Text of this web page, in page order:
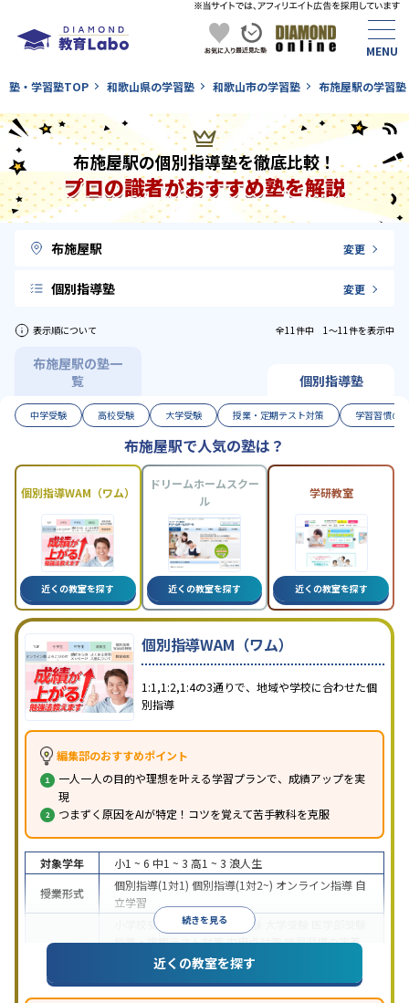
塾・学習塾TOP 和歌山県の学習塾 和歌山市の学習塾 布施屋駅の学習塾
布施屋駅の個別指導塾を徹底比較！
プロの識者がおすすめ塾を解説
布施屋駅 変更
個別指導塾 変更
表示順について 全11件中 1〜11件を表示中
布施屋駅の塾一
覧
個別指導塾
中学受験 高校受験 大学受験 授業・定期テスト対策 学習習慣の
布施屋駅で人気の塾は？
個別指導WAM（ワム）
近くの教室を探す
ドリームホームスクー
ル
近くの教室を探す
学研教室
近くの教室を探す
個別指導WAM（ワム）
1:1,1:2,1:4の3通りで、地域や学校に合わせた個
別指導
編集部のおすすめポイント
一人一人の目的や理想を叶える学習プランで、成績アップを実
現
つまずく原因をAIが特定！コツを覚えて苦手教科を克服
続きを見る
対象学年 小1 ~ 6 中1 ~ 3 高1 ~ 3 浪人生
授業形式
個別指導(1対1) 個別指導(1対2~) オンライン指導 自
立学習
小学校受験 中学受験 高校受験
授業・定期テスト対策内申点対策学習習慣の定着
総合型選抜(旧AO)対策推薦入試対策
数学特化
対策英語・英会話特化対策その他科目別特化対策
近くの教室を探す